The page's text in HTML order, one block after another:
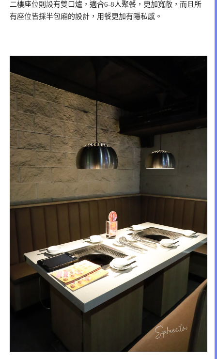
二樓座位則設有雙口爐，適合6-8人聚餐，更加寬敞，而且所
有座位皆採半包廂的設計，用餐更加有隱私感。